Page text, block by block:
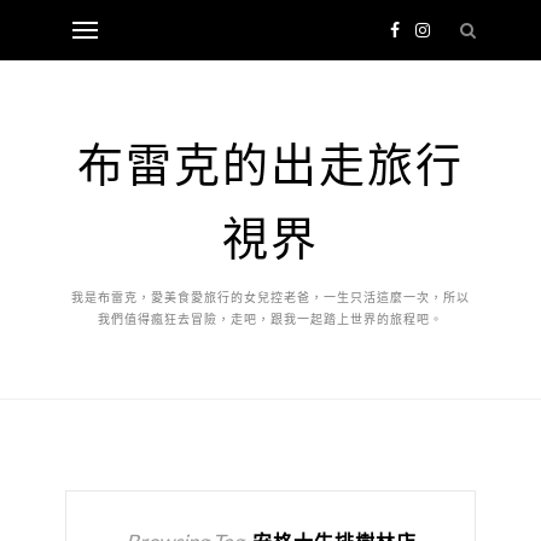
布雷克的出走旅行
視界
我是布雷克，愛美食愛旅行的女兒控老爸，一生只活這麼一次，所以
我們值得瘋狂去冒險，走吧，跟我一起踏上世界的旅程吧。